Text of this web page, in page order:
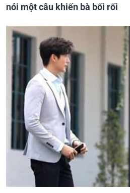
nói một câu khiến bà bối rối